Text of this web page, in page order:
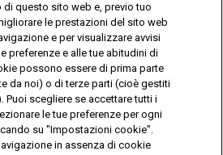
AI MINORI E PUÒ CAUSARE
PATOLOGICA
Italia S.p.A. - P.I. 02433760135
Cookies
Mappa
del
sito
questo sito web e, previo tuo
le prestazioni del sito web
e per visualizzare avvisi
preferenze e alle tue abitudini di
possono essere di prima parte
da noi) o di terze parti (cioè gestiti
Puoi scegliere se accettare tutti i
le tue preferenze per ogni
su "Impostazioni cookie".
in assenza di cookie